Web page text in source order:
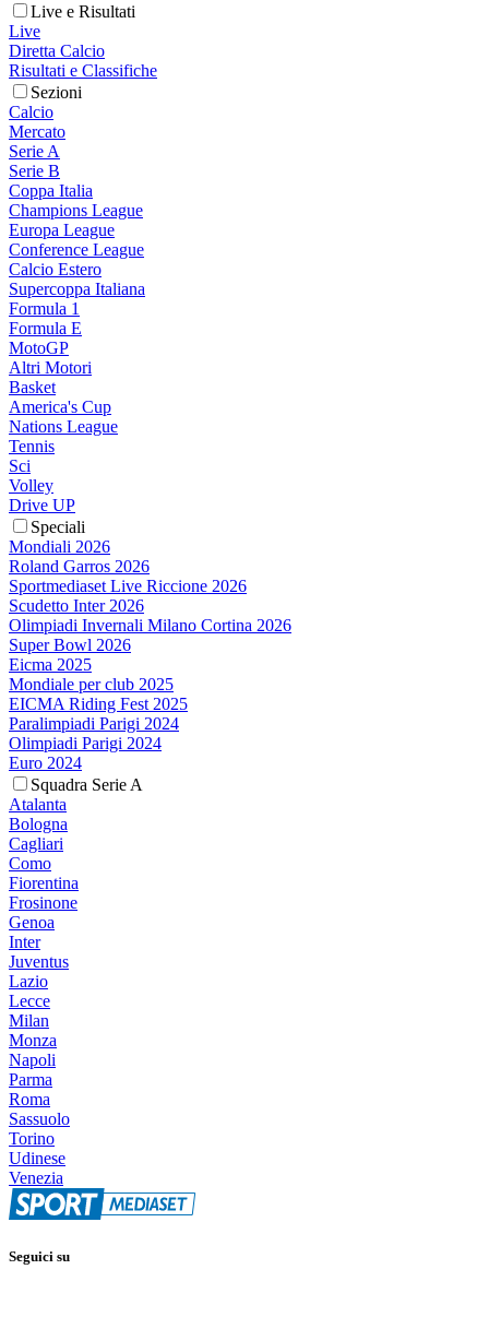
Live e Risultati
Live
Diretta Calcio
Risultati e Classifiche
Sezioni
Calcio
Mercato
Serie A
Serie B
Coppa Italia
Champions League
Europa League
Conference League
Calcio Estero
Supercoppa Italiana
Formula 1
Formula E
MotoGP
Altri Motori
Basket
America's Cup
Nations League
Tennis
Sci
Volley
Drive UP
Speciali
Mondiali 2026
Roland Garros 2026
Sportmediaset Live Riccione 2026
Scudetto Inter 2026
Olimpiadi Invernali Milano Cortina 2026
Super Bowl 2026
Eicma 2025
Mondiale per club 2025
EICMA Riding Fest 2025
Paralimpiadi Parigi 2024
Olimpiadi Parigi 2024
Euro 2024
Squadra Serie A
Atalanta
Bologna
Cagliari
Como
Fiorentina
Frosinone
Genoa
Inter
Juventus
Lazio
Lecce
Milan
Monza
Napoli
Parma
Roma
Sassuolo
Torino
Udinese
Venezia
Seguici su